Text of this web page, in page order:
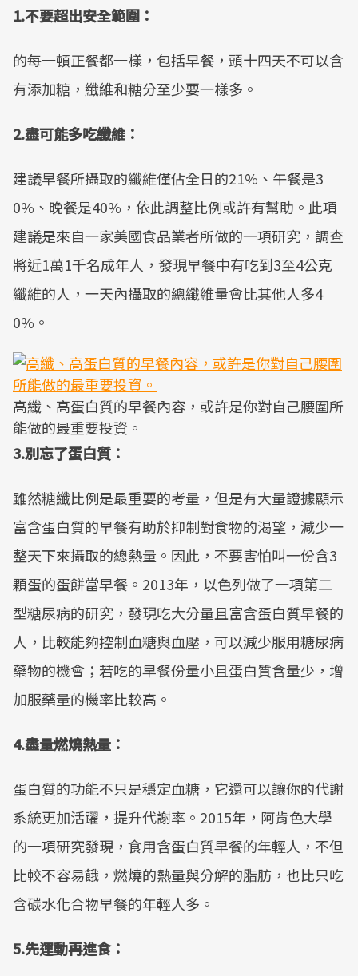
1.不要超出安全範圍：
的每一頓正餐都一樣，包括早餐，頭十四天不可以含
有添加糖，纖維和糖分至少要一樣多。
2.盡可能多吃纖維：
建議早餐所攝取的纖維僅佔全日的21%、午餐是3
0%、晚餐是40%，依此調整比例或許有幫助。此項
建議是來自一家美國食品業者所做的一項研究，調查
將近1萬1千名成年人，發現早餐中有吃到3至4公克
纖維的人，一天內攝取的總纖維量會比其他人多4
0%。
高纖、高蛋白質的早餐內容，或許是你對自己腰圍所
能做的最重要投資。
3.別忘了蛋白質：
雖然糖纖比例是最重要的考量，但是有大量證據顯示
富含蛋白質的早餐有助於抑制對食物的渴望，減少一
整天下來攝取的總熱量。因此，不要害怕叫一份含3
顆蛋的蛋餅當早餐。2013年，以色列做了一項第二
型糖尿病的研究，發現吃大分量且富含蛋白質早餐的
人，比較能夠控制血糖與血壓，可以減少服用糖尿病
藥物的機會；若吃的早餐份量小且蛋白質含量少，增
加服藥量的機率比較高。
4.盡量燃燒熱量：
蛋白質的功能不只是穩定血糖，它還可以讓你的代謝
系統更加活躍，提升代謝率。2015年，阿肯色大學
的一項研究發現，食用含蛋白質早餐的年輕人，不但
比較不容易餓，燃燒的熱量與分解的脂肪，也比只吃
含碳水化合物早餐的年輕人多。
5.先運動再進食：